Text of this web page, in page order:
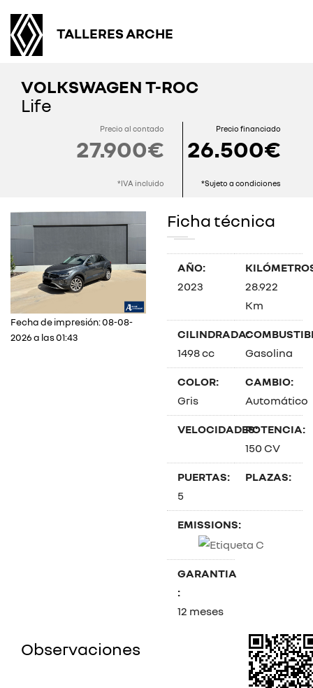
TALLERES ARCHE
VOLKSWAGEN T-ROC
Life
Precio al contado
27.900€
*IVA incluido
Precio financiado
26.500€
*Sujeto a condiciones
Fecha de impresión: 08-08-
2026 a las 01:43
Ficha técnica
AÑO:
2023
28.922
Km
CILINDRADA:
1498 cc
Gasolina
COLOR:
Gris
CAMBIO:
Automático
VELOCIDADES:POTENCIA:
150 CV
PUERTAS:
5
PLAZAS:
EMISSIONS:
GARANTIA
:
12 meses
Observaciones